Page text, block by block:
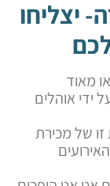
יצליחו
מאוד
ידי אוהלים
זו של מכירת